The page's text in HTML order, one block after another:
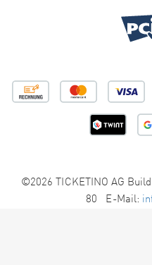
©2026 TICKETINO AG
80 E-Mail: